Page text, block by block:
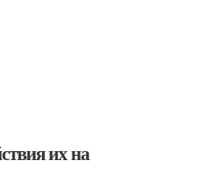
их на